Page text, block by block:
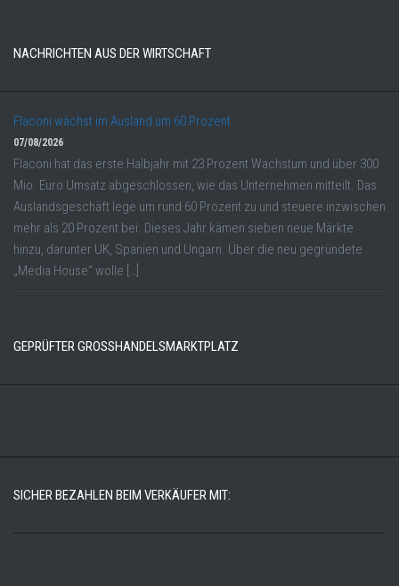
NACHRICHTEN AUS DER WIRTSCHAFT
Flaconi wächst im Ausland um 60 Prozent
07/08/2026
Flaconi hat das erste Halbjahr mit 23 Prozent Wachstum und über 300
Mio. Euro Umsatz abgeschlossen, wie das Unternehmen mitteilt. Das
Auslandsgeschäft lege um rund 60 Prozent zu und steuere inzwischen
mehr als 20 Prozent bei. Dieses Jahr kämen sieben neue Märkte
hinzu, darunter UK, Spanien und Ungarn. Über die neu gegründete
„Media House“ wolle […]
GEPRÜFTER GROSSHANDELSMARKTPLATZ
SICHER BEZAHLEN BEIM VERKÄUFER MIT: